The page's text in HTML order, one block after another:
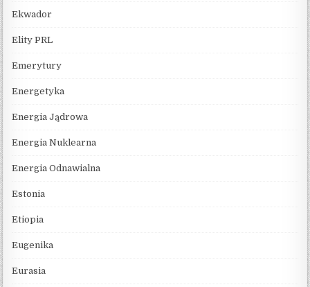
Ekwador
Elity PRL
Emerytury
Energetyka
Energia Jądrowa
Energia Nuklearna
Energia Odnawialna
Estonia
Etiopia
Eugenika
Eurasia